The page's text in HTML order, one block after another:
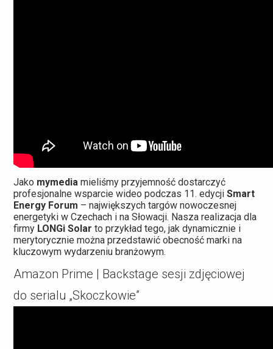
Jako mymediamieliśmy przyjemność dostarczyć
profesjonalne wsparcie wideo podczas 11. edycji Smart
Energy Forum – największych targów nowoczesnej
energetyki w Czechach i na Słowacji. Nasza realizacja dla
firmy LONGi Solar to przykład tego, jak dynamicznie i
merytorycznie można przedstawić obecność marki na
kluczowym wydarzeniu branżowym.
Amazon Prime | Backstage sesji zdjęciowej
do serialu „Skoczkowie”